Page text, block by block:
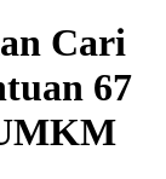
Cari
67